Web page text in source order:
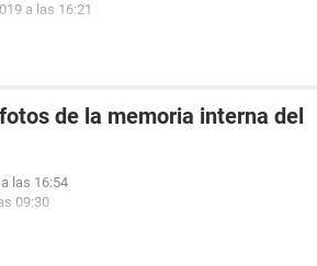
a las 16:21
de la memoria interna del
las 16:54
09:30